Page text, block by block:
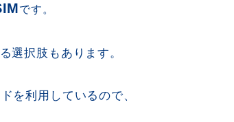
です。
選択肢もあります。
を利用しているので、